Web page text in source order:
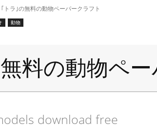
｢トラ｣の無料の動物ペーパークラフト
動物
料の動物ペ
download free